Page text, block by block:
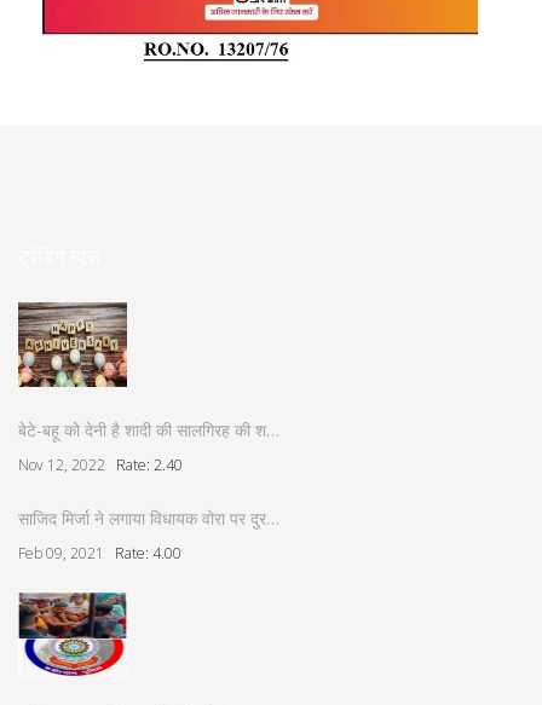
बेटे-बहू को देनी है शादी की सालगिरह की श…
Nov 12, 2022 Rate: 2.40
साजिद मिर्जा ने लगाया विधायक वोरा पर दुर…
Feb 09, 2021 Rate: 4.00